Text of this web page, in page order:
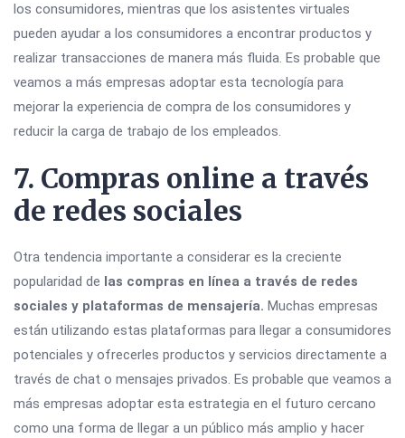
los consumidores, mientras que los asistentes virtuales
pueden ayudar a los consumidores a encontrar productos y
realizar transacciones de manera más fluida. Es probable que
veamos a más empresas adoptar esta tecnología para
mejorar la experiencia de compra de los consumidores y
reducir la carga de trabajo de los empleados.
7. Compras online a través
de redes sociales
Otra tendencia importante a considerar es la creciente
popularidad de las compras en línea a través de redes
sociales y plataformas de mensajería. Muchas empresas
están utilizando estas plataformas para llegar a consumidores
potenciales y ofrecerles productos y servicios directamente a
través de chat o mensajes privados. Es probable que veamos a
más empresas adoptar esta estrategia en el futuro cercano
como una forma de llegar a un público más amplio y hacer